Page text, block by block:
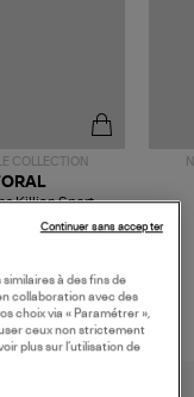
COLLECTION
€
Killian Sport
Mousse
à des fins de
collaboration avec des
choix via « Paramétrer »,
ceux non strictement
plus sur l’utilisation de
Continuer sans accepter